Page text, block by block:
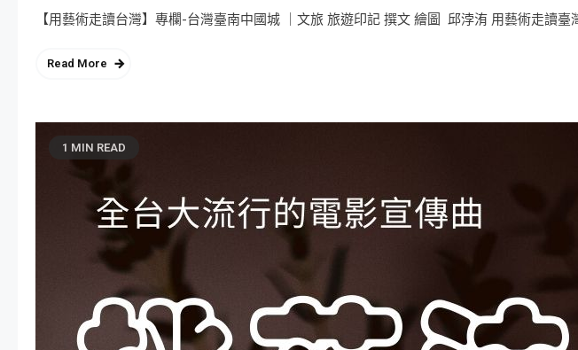
【用藝術走讀台灣】專欄-台灣臺南中國城 ｜文旅 旅遊印記 撰文 繪圖 邱浡洧 用藝術走讀臺
Read More
1 MIN READ